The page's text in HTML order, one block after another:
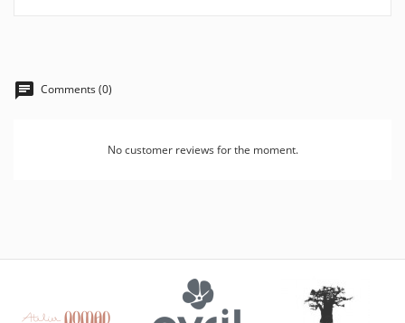
Comments (0)
No customer reviews for the moment.